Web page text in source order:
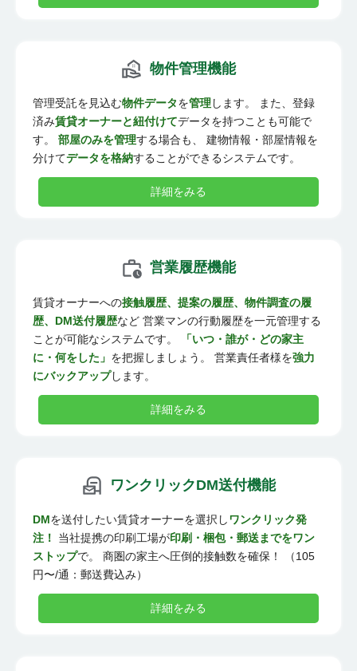
物件管理機能
管理受託を見込む物件データを管理します。 また、登録
済み賃貸オーナーと紐付けてデータを持つことも可能で
す。 部屋のみを管理する場合も、 建物情報・部屋情報を
分けてデータを格納することができるシステムです。
詳細をみる
営業履歴機能
賃貸オーナーへの接触履歴、提案の履歴、物件調査の履
歴、DM送付履歴など 営業マンの行動履歴を一元管理する
ことが可能なシステムです。
「いつ・誰が・どの家主
に・何をした」 を把握しましょう。 営業責任者様を強力
にバックアップします。
詳細をみる
ワンクリックDM送付機能
DMを送付したい賃貸オーナーを選択しワンクリック発
注！
当社提携の印刷工場が印刷・梱包・郵送までをワン
ストップで。 商圏の家主へ圧倒的接触数を確保！ （105
円〜/通：郵送費込み）
詳細をみる